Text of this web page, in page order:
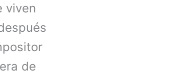
viven
de